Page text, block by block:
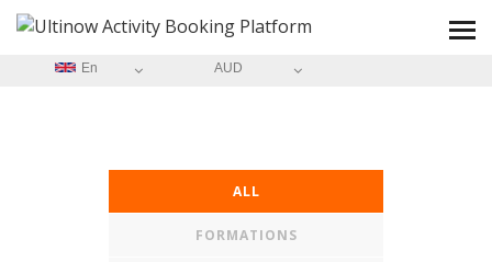
En AUD
ALL
FORMATIONS